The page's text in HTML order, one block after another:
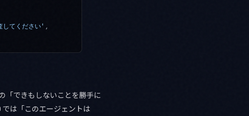
てください' ,
「できもしないことを勝手に
は「このエージェントは